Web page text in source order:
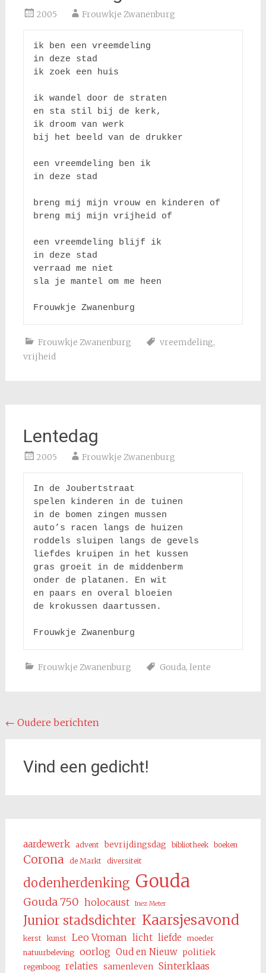
2005 Frouwkje Zwanenburg
ik ben een vreemdeling
in deze stad
ik zoek een huis
ik wandel door de straten
en sta stil bij de kerk,
ik droom van werk
bij het beeld van de drukker
een vreemdeling ben ik
in deze stad
breng mij mijn vrouw en kinderen of
breng mij mijn vrijheid of
een vreemdeling blijf ik
in deze stad
verraad me niet
sla je mantel om me heen
Frouwkje Zwanenburg vreemdeling,
vrijheid
Lentedag
2005 Frouwkje Zwanenburg
In de Joubertstraat
spelen kinderen in de tuinen
in de bomen zingen mussen
auto’s racen langs de huizen
roddels sluipen langs de gevels
liefdes kruipen in het kussen
gras groeit in de middenberm
onder de platanen. En wit
en paars en overal bloeien
de krokussen daartussen.
Frouwkje Zwanenburg
Frouwkje Zwanenburg Gouda, lente
Berichten
← Oudere berichten
Vind een gedicht!
aardewerk advent bevrijdingsdag bibliotheek boeken
Corona de Markt diversiteit
dodenherdenking Gouda
Gouda 750 holocaust Inez Meter
Junior stadsdichter Kaarsjesavond
kerst kunst Leo Vroman licht liefde
moeder
natuurbeleving
oorlog Oud en Nieuw politiek
regenboog relaties samenleven Sinterklaas